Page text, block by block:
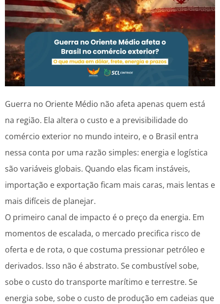
Guerra no Oriente Médio não afeta apenas quem está
na região. Ela altera o custo e a previsibilidade do
comércio exterior no mundo inteiro, e o Brasil entra
nessa conta por uma razão simples: energia e logística
são variáveis globais. Quando elas ficam instáveis,
importação e exportação ficam mais caras, mais lentas e
mais difíceis de planejar.
O primeiro canal de impacto é o preço da energia. Em
momentos de escalada, o mercado precifica risco de
oferta e de rota, o que costuma pressionar petróleo e
derivados. Isso não é abstrato. Se combustível sobe,
sobe o custo do transporte marítimo e terrestre. Se
energia sobe, sobe o custo de produção em cadeias que